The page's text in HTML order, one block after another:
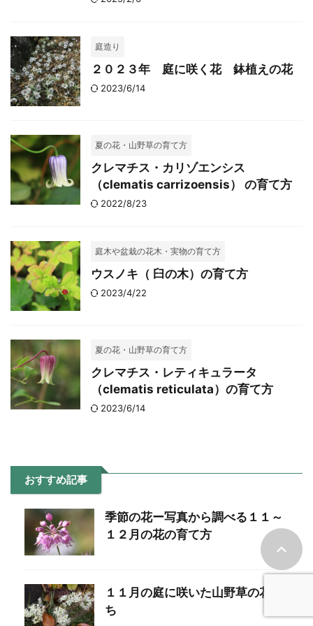
庭造り
２０２３年 庭に咲く花 鉢植えの花
2023/6/14
夏の花・山野草の育て方
クレマチス・カリゾエンシス
（clematis carrizoensis） の育て方
2022/8/23
庭木や盆栽の花木・実物の育て方
ウスノキ（ 臼の木）の育て方
2023/4/22
夏の花・山野草の育て方
クレマチス・レティキュラータ
（clematis reticulata）の育て方
2023/6/14
おすすめ記事
季節の花ー写真から調べる１１～
１２月の花の育て方
１１月の庭に咲いた山野草の花た
ち